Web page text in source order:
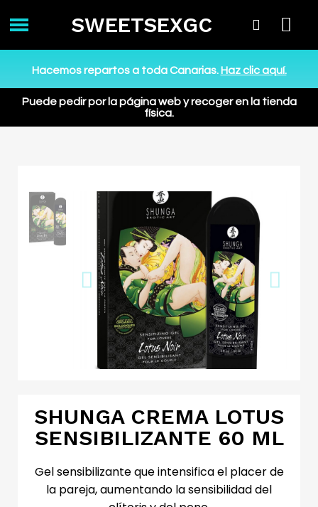
SWEETSEXGC
Hacemos repartos a toda Canarias.Haz clic aquí.
Puede pedir por la página web y recoger en la tienda
física.
SHUNGA CREMA LOTUS
SENSIBILIZANTE 60 ML
Gel sensibilizante que intensifica el placer de
la pareja, aumentando la sensibilidad del